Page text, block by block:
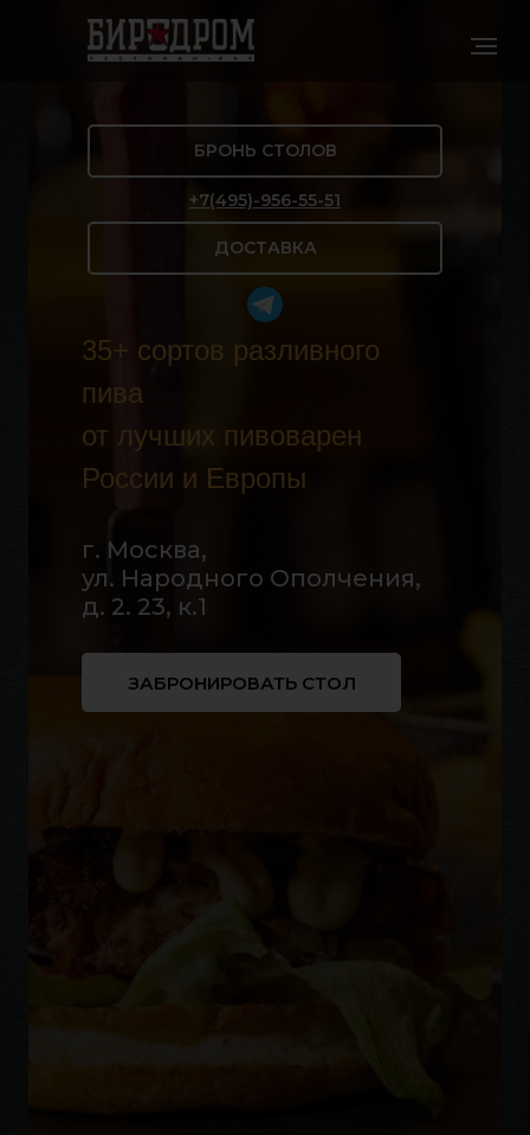
+7 (495) 956-55-51
БРОНЬ СТОЛОВ
35+ сортов разливного
пива
от лучших пивоварен
России и Европы
ЗАБРОНИРОВАТЬ СТОЛ
+7(495)-956-55-51
ДОСТАВКА
БРОНЬ СТОЛОВ
г. Москва,
ул. Народного Ополчения,
д. 2. 23, к.1